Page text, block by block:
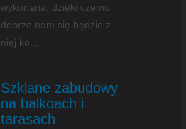
wykonana, dzięki czemu
dobrze nam się będzie z
niej ko...
Szklane zabudowy
na balkoach i
tarasach